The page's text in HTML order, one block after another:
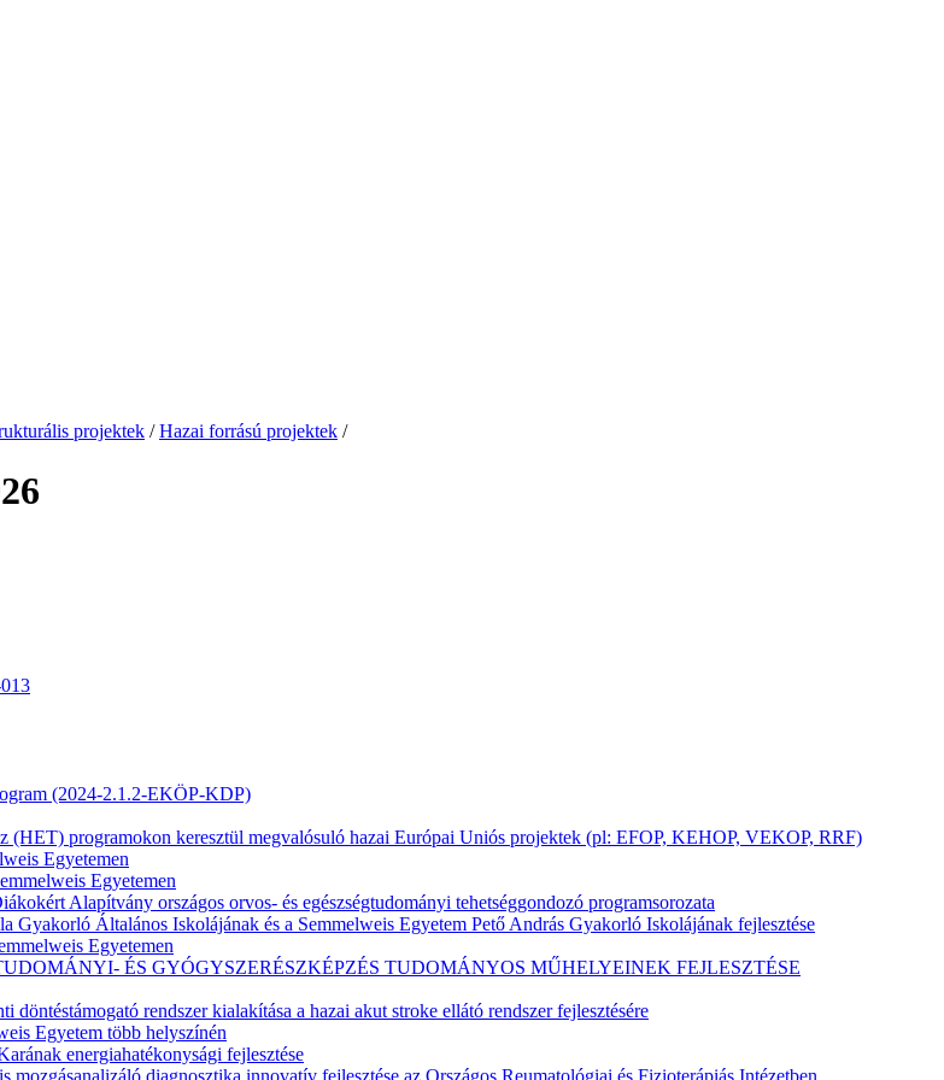
projektek / Hazai forrású projektek /
(2024-2.1.2-EKÖP-KDP)
(HET) programokon keresztül megvalósuló hazai Európai Uniós projektek (pl: EFOP, KEHOP, VEKOP, RRF)
Egyetemen
Egyetemen
Alapítvány országos orvos- és egészségtudományi tehetséggondozó programsorozata
Általános Iskolájának és a Semmelweis Egyetem Pető András Gyakorló Iskolájának fejlesztése
Egyetemen
ÉS GYÓGYSZERÉSZKÉPZÉS TUDOMÁNYOS MŰHELYEINEK FEJLESZTÉSE
rendszer kialakítása a hazai akut stroke ellátó rendszer fejlesztésére
Egyetem több helyszínén
energiahatékonysági fejlesztése
diagnosztika innovatív fejlesztése az Országos Reumatológiai és Fizioterápiás Intézetben